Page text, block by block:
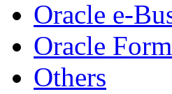
Oracle e-
Oracle
Others